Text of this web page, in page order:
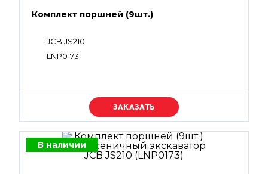
Комплект поршней (9шт.)
JCB JS210
LNP0173
Уточняйте цену
В наличии